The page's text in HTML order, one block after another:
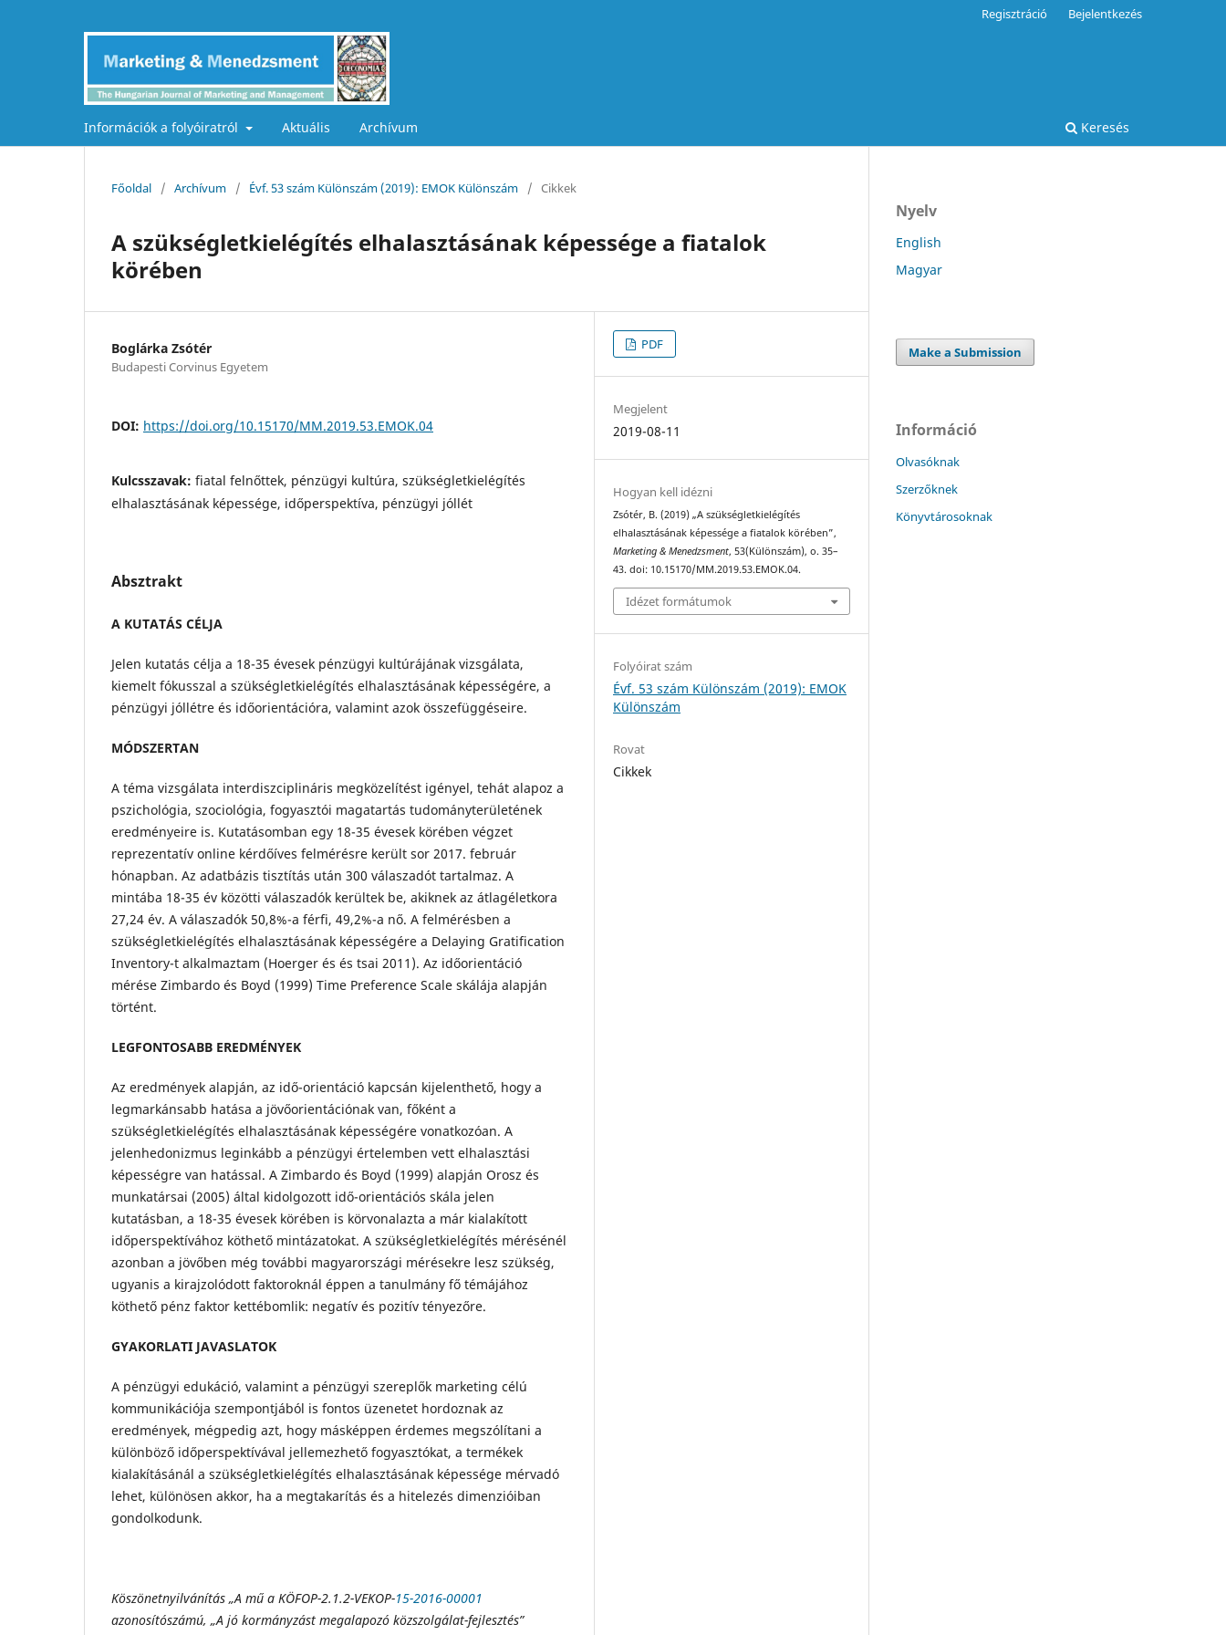
Információk a folyóiratról Aktuális Archívum Keresés
Regisztráció Bejelentkezés
Főoldal / Archívum / Évf. 53 szám Különszám (2019): EMOK Különszám / Cikkek
A szükségletkielégítés elhalasztásának képessége a fiatalok
körében
Boglárka Zsótér
Budapesti Corvinus Egyetem
DOI: https://doi.org/10.15170/MM.2019.53.EMOK.04
Kulcsszavak: fiatal felnőttek, pénzügyi kultúra, szükségletkielégítés
elhalasztásának képessége, időperspektíva, pénzügyi jóllét
Absztrakt
A KUTATÁS CÉLJA
Jelen kutatás célja a 18-35 évesek pénzügyi kultúrájának vizsgálata,
kiemelt fókusszal a szükségletkielégítés elhalasztásának képességére, a
pénzügyi jóllétre és időorientációra, valamint azok összefüggéseire.
MÓDSZERTAN
A téma vizsgálata interdiszciplináris megközelítést igényel, tehát alapoz a
pszichológia, szociológia, fogyasztói magatartás tudományterületének
eredményeire is. Kutatásomban egy 18-35 évesek körében végzet
reprezentatív online kérdőíves felmérésre került sor 2017. február
hónapban. Az adatbázis tisztítás után 300 válaszadót tartalmaz. A
mintába 18-35 év közötti válaszadók kerültek be, akiknek az átlagéletkora
27,24 év. A válaszadók 50,8%-a férfi, 49,2%-a nő. A felmérésben a
szükségletkielégítés elhalasztásának képességére a Delaying Gratification
Inventory-t alkalmaztam (Hoerger és és tsai 2011). Az időorientáció
mérése Zimbardo és Boyd (1999) Time Preference Scale skálája alapján
történt.
LEGFONTOSABB EREDMÉNYEK
Az eredmények alapján, az idő-orientáció kapcsán kijelenthető, hogy a
legmarkánsabb hatása a jövőorientációnak van, főként a
szükségletkielégítés elhalasztásának képességére vonatkozóan. A
jelenhedonizmus leginkább a pénzügyi értelemben vett elhalasztási
képességre van hatással. A Zimbardo és Boyd (1999) alapján Orosz és
munkatársai (2005) által kidolgozott idő-orientációs skála jelen
kutatásban, a 18-35 évesek körében is körvonalazta a már kialakított
időperspektívához köthető mintázatokat. A szükségletkielégítés mérésénél
azonban a jövőben még további magyarországi mérésekre lesz szükség,
ugyanis a kirajzolódott faktoroknál éppen a tanulmány fő témájához
köthető pénz faktor kettébomlik: negatív és pozitív tényezőre.
GYAKORLATI JAVASLATOK
A pénzügyi edukáció, valamint a pénzügyi szereplők marketing célú
kommunikációja szempontjából is fontos üzenetet hordoznak az
eredmények, mégpedig azt, hogy másképpen érdemes megszólítani a
különböző időperspektívával jellemezhető fogyasztókat, a termékek
kialakításánál a szükségletkielégítés elhalasztásának képessége mérvadó
lehet, különösen akkor, ha a megtakarítás és a hitelezés dimenzióiban
gondolkodunk.
Köszönetnyilvánítás „A mű a KÖFOP-2.1.2-VEKOP-15-2016-00001
azonosítószámú, „A jó kormányzást megalapozó közszolgálat-fejlesztés”
PDF
Megjelent
2019-08-11
Hogyan kell idézni
Zsótér, B. (2019) „A szükségletkielégítés
elhalasztásának képessége a fiatalok körében”,
Marketing & Menedzsment, 53(Különszám), o. 35–
43. doi: 10.15170/MM.2019.53.EMOK.04.
Idézet formátumok
Folyóirat szám
Évf. 53 szám Különszám (2019): EMOK
Különszám
Rovat
Cikkek
Nyelv
English
Magyar
Make a Submission
Információ
Olvasóknak
Szerzőknek
Könyvtárosoknak